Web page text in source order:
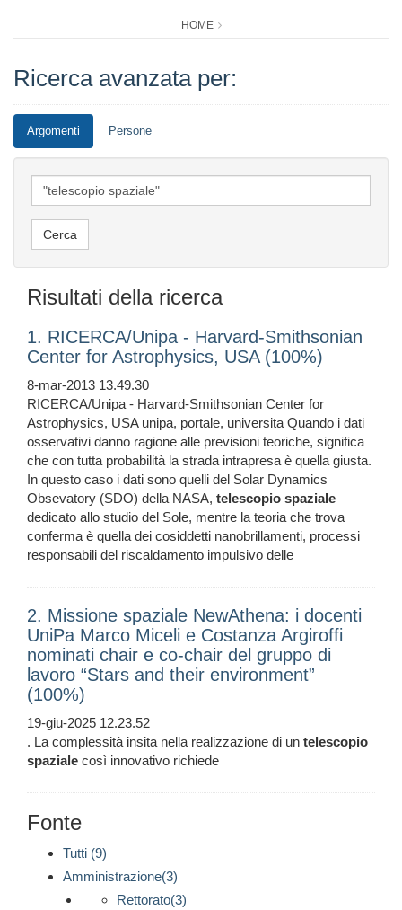
HOME
Ricerca avanzata per:
Argomenti Persone
Risultati della ricerca
1. RICERCA/Unipa - Harvard-Smithsonian
Center for Astrophysics, USA (100%)
8-mar-2013 13.49.30
RICERCA/Unipa - Harvard-Smithsonian Center for
Astrophysics, USA unipa, portale, universita Quando i dati
osservativi danno ragione alle previsioni teoriche, significa
che con tutta probabilità la strada intrapresa è quella giusta.
In questo caso i dati sono quelli del Solar Dynamics
Obsevatory (SDO) della NASA, telescopio spaziale
dedicato allo studio del Sole, mentre la teoria che trova
conferma è quella dei cosiddetti nanobrillamenti, processi
responsabili del riscaldamento impulsivo delle
2. Missione spaziale NewAthena: i docenti
UniPa Marco Miceli e Costanza Argiroffi
nominati chair e co-chair del gruppo di
lavoro “Stars and their environment”
(100%)
19-giu-2025 12.23.52
. La complessità insita nella realizzazione di un telescopio
spaziale così innovativo richiede
Fonte
Tutti (9)
Amministrazione(3)
Rettorato(3)